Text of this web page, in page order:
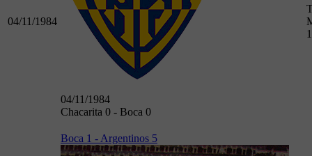
04/11/1984
04/11/1984
Chacarita 0 - Boca 0
Boca 1 - Argentinos 5